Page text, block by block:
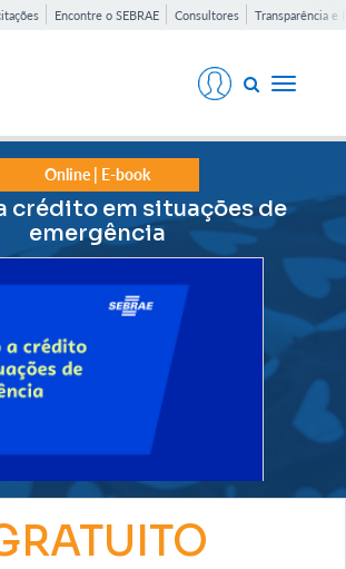
Encontre o SEBRAE Consultores Transparência e
Toggle
Online | E-book
crédito em situações de
emergência